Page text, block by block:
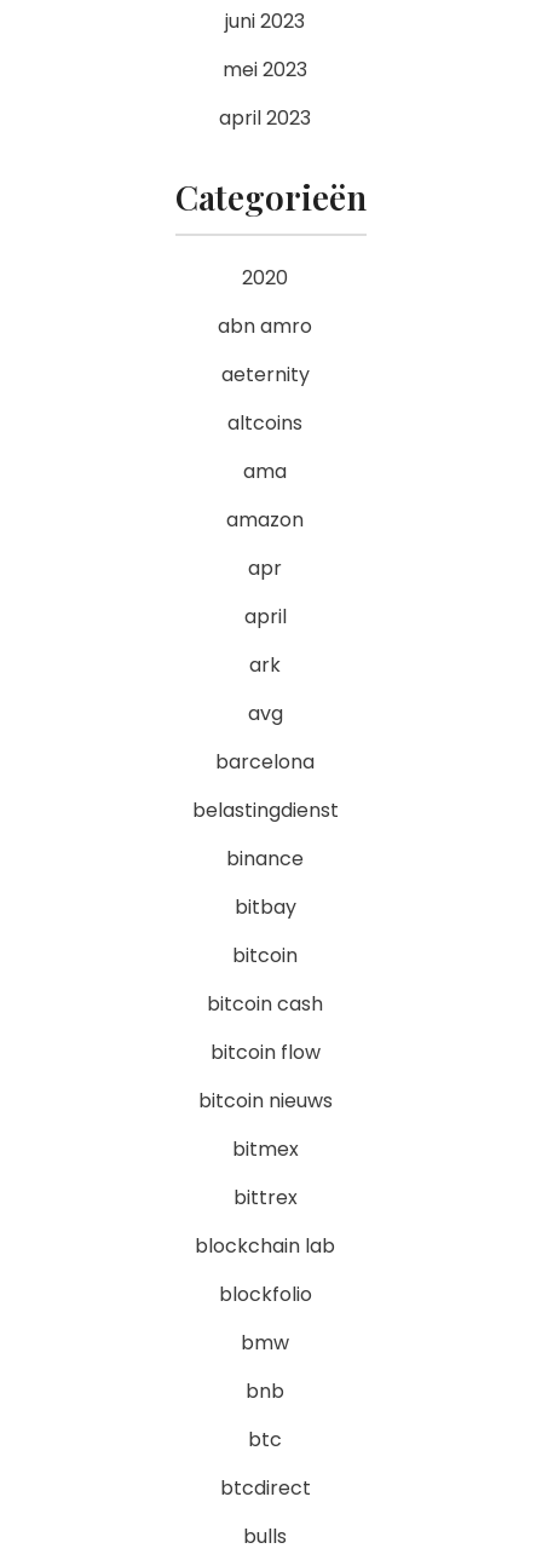
juni 2023
mei 2023
april 2023
Categorieën
2020
abn amro
aeternity
altcoins
ama
amazon
apr
april
ark
avg
barcelona
belastingdienst
binance
bitbay
bitcoin
bitcoin cash
bitcoin flow
bitcoin nieuws
bitmex
bittrex
blockchain lab
blockfolio
bmw
bnb
btc
btcdirect
bulls